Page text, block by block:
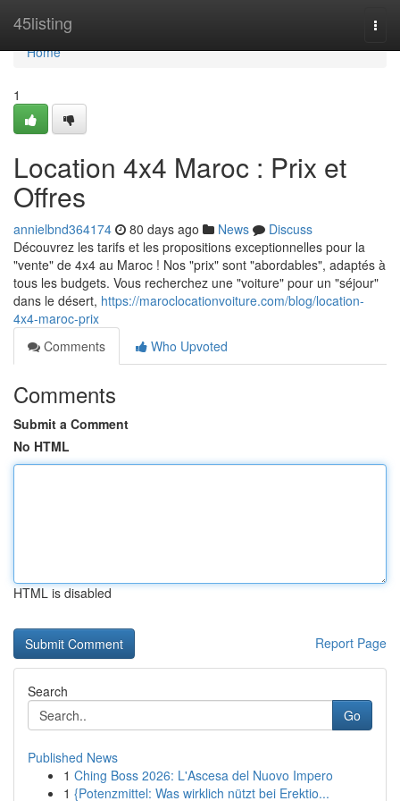
45listing
Home
Home
1
Location 4x4 Maroc : Prix et
Offres
annielbnd364174 80 days ago News
Discuss
Découvrez les tarifs et les propositions exceptionnelles pour la
"vente" de 4x4 au Maroc ! Nos "prix" sont "abordables", adaptés à
tous les budgets. Vous recherchez une "voiture" pour un "séjour"
dans le désert, https://maroclocationvoiture.com/blog/location-
4x4-maroc-prix
Comments
Who Upvoted
Comments
Submit a Comment
No HTML
HTML is disabled
Report Page
Search
Go
Published News
1 Ching Boss 2026: L'Ascesa del Nuovo Impero
1 {Potenzmittel: Was wirklich nützt bei Erektio...